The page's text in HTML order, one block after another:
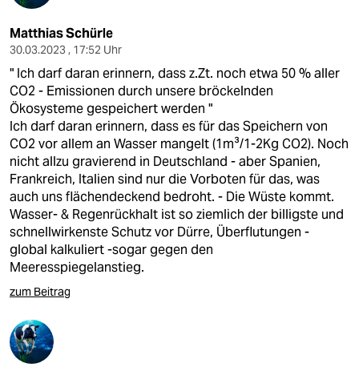
Matthias Schürle
30.03.2023 , 17:52 Uhr
" Ich darf daran erinnern, dass z.Zt. noch etwa 50 % aller
CO2 - Emissionen durch unsere bröckelnden
Ökosysteme gespeichert werden "
Ich darf daran erinnern, dass es für das Speichern von
CO2 vor allem an Wasser mangelt (1m³/1-2Kg CO2). Noch
nicht allzu gravierend in Deutschland - aber Spanien,
Frankreich, Italien sind nur die Vorboten für das, was
auch uns flächendeckend bedroht. - Die Wüste kommt.
Wasser- & Regenrückhalt ist so ziemlich der billigste und
schnellwirkenste Schutz vor Dürre, Überflutungen -
global kalkuliert -sogar gegen den
Meeresspiegelanstieg.
zum Beitrag